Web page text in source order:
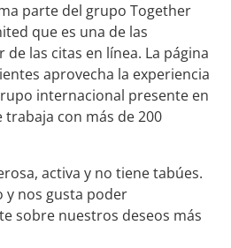
parte del grupo Together
que es una de las
las citas en línea. La página
aprovecha la experiencia
internacional presente en
trabaja con más de 200
activa y no tiene tabúes.
y nos gusta poder
sobre nuestros deseos más